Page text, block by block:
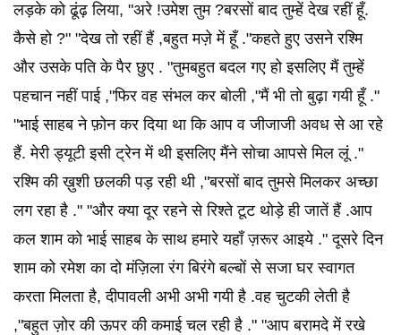
लड़के को ढूंढ़ लिया, "अरे !उमेश तुम ?बरसों बाद तुम्हें देख रहीं हूँ.
कैसे हो ?" "देख तो रहीं हैं ,बहुत मज़े में हूँ ."कहते हुए उसने रश्मि
और उसके पति के पैर छुए . "तुमबहुत बदल गए हो इसलिए मैं तुम्हें
पहचान नहीं पाई ,"फिर वह संभल कर बोली ,"मैं भी तो बुढ़ा गयी हूँ ."
"भाई साहब ने फ़ोन कर दिया था कि आप व जीजाजी अवध से आ रहे
हैं. मेरी ड्यूटी इसी ट्रेन में थी इसलिए मैंने सोचा आपसे मिल लूं ."
रश्मि की ख़ुशी छलकी पड़ रही थी ,"बरसों बाद तुमसे मिलकर अच्छा
लग रहा है ." "और क्या दूर रहने से रिश्ते टूट थोड़े ही जातें हैं .आप
कल शाम को भाई साहब के साथ हमारे यहाँ ज़रूर आइये ." दूसरे दिन
शाम को रमेश का दो मंज़िला रंग बिरंगे बल्बों से सजा घर स्वागत
करता मिलता है, दीपावली अभी अभी गयी है .वह चुटकी लेती है
,"बहुत ज़ोर की ऊपर की कमाई चल रही है ." "आप बरामदे में रखे